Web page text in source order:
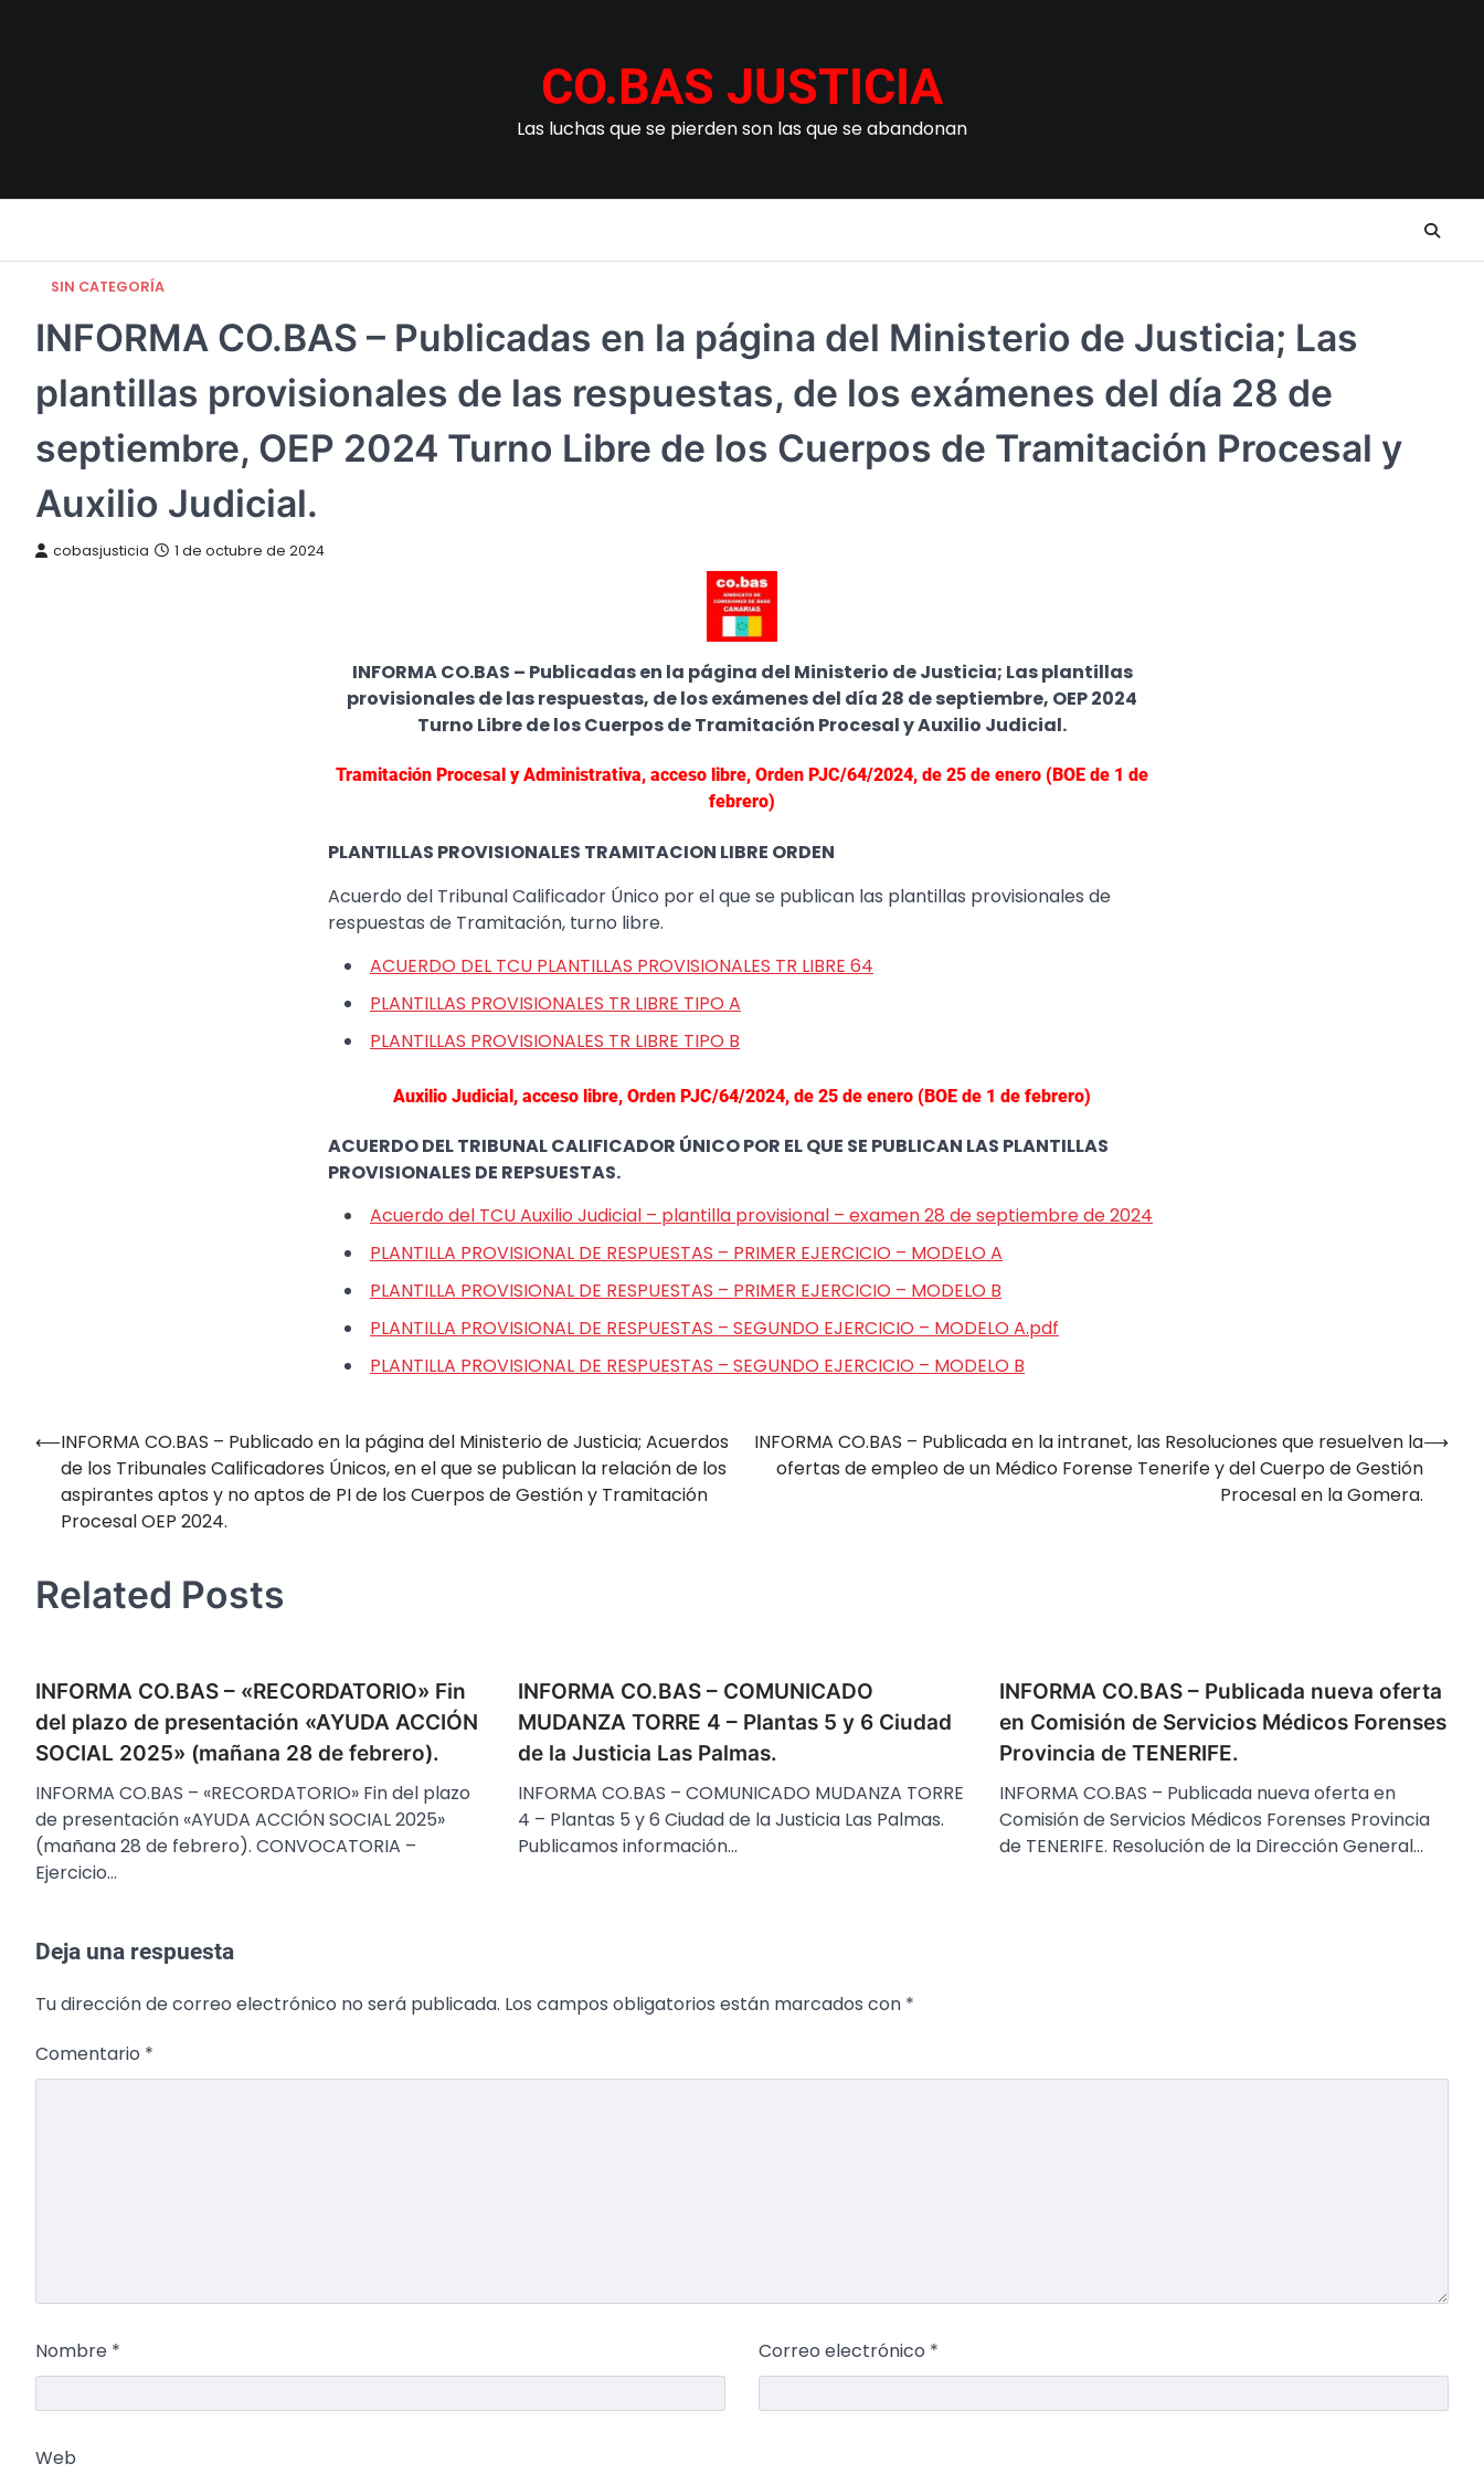
CO.BAS JUSTICIA
Las luchas que se pierden son las que se abandonan
SIN CATEGORÍA
INFORMA CO.BAS – Publicadas en la página del Ministerio de Justicia; Las
plantillas provisionales de las respuestas, de los exámenes del día 28 de
septiembre, OEP 2024 Turno Libre de los Cuerpos de Tramitación Procesal y
Auxilio Judicial.
cobasjusticia 1 de octubre de 2024
INFORMA CO.BAS – Publicadas en la página del Ministerio de Justicia; Las plantillas
provisionales de las respuestas, de los exámenes del día 28 de septiembre, OEP 2024
Turno Libre de los Cuerpos de Tramitación Procesal y Auxilio Judicial.
Tramitación Procesal y Administrativa, acceso libre, Orden PJC/64/2024, de 25 de enero (BOE de 1 de
febrero)
PLANTILLAS PROVISIONALES TRAMITACION LIBRE ORDEN
​Acuerdo del Tribunal Calificador Único por el que se publican las plantillas provisionales de
respuestas de Tramitación, turno libre.
ACUERDO DEL TCU PLANTILLAS PROVISIONALES TR LIBRE 64
PLANTILLAS PROVISIONALES TR LIBRE TIPO A
PLANTILLAS PROVISIONALES TR LIBRE TIPO B
Auxilio Judicial, acceso libre, Orden PJC/64/2024, de 25 de enero (BOE de 1 de febrero)
ACUERDO DEL TRIBUNAL CALIFICADOR ÚNICO POR EL QUE SE PUBLICAN LAS PLANTILLAS
PROVISIONALES DE REPSUESTAS.
Acuerdo del TCU Auxilio Judicial – plantilla provisional – examen 28 de septiembre de 2024
PLANTILLA PROVISIONAL DE RESPUESTAS – PRIMER EJERCICIO – MODELO A
PLANTILLA PROVISIONAL DE RESPUESTAS – PRIMER EJERCICIO – MODELO B
PLANTILLA PROVISIONAL DE RESPUESTAS – SEGUNDO EJERCICIO – MODELO A.pdf
PLANTILLA PROVISIONAL DE RESPUESTAS – SEGUNDO EJERCICIO – MODELO B
Navegación
entradas
⟵INFORMA CO.BAS – Publicado en la página del Ministerio de Justicia; Acuerdos
de los Tribunales Calificadores Únicos, en el que se publican la relación de los
aspirantes aptos y no aptos de PI de los Cuerpos de Gestión y Tramitación
Procesal OEP 2024.
INFORMA CO.BAS – Publicada en la intranet, las Resoluciones que resuelven la
ofertas de empleo de un Médico Forense Tenerife y del Cuerpo de Gestión
Procesal en la Gomera.
⟶
Related Posts
INFORMA CO.BAS – «RECORDATORIO» Fin
del plazo de presentación «AYUDA ACCIÓN
SOCIAL 2025» (mañana 28 de febrero).
INFORMA CO.BAS – «RECORDATORIO» Fin del plazo
de presentación «AYUDA ACCIÓN SOCIAL 2025»
(mañana 28 de febrero). CONVOCATORIA –
Ejercicio…
INFORMA CO.BAS – COMUNICADO
MUDANZA TORRE 4 – Plantas 5 y 6 Ciudad
de la Justicia Las Palmas.
INFORMA CO.BAS – COMUNICADO MUDANZA TORRE
4 – Plantas 5 y 6 Ciudad de la Justicia Las Palmas.
Publicamos información…
INFORMA CO.BAS – Publicada nueva oferta
en Comisión de Servicios Médicos Forenses
Provincia de TENERIFE.
INFORMA CO.BAS – Publicada nueva oferta en
Comisión de Servicios Médicos Forenses Provincia
de TENERIFE. Resolución de la Dirección General…
Deja una respuesta
Tu dirección de correo electrónico no será publicada. Los campos obligatorios están marcados con *
Comentario *
Nombre * Correo electrónico *
Web